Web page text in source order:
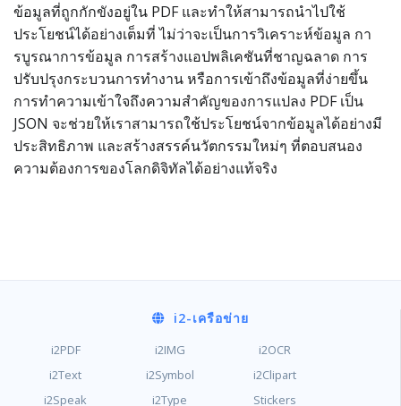
ข้อมูลที่ถูกกักขังอยู่ใน PDF และทำให้สามารถนำไปใช้
ประโยชน์ได้อย่างเต็มที่ ไม่ว่าจะเป็นการวิเคราะห์ข้อมูล กา
รบูรณาการข้อมูล การสร้างแอปพลิเคชันที่ชาญฉลาด การ
ปรับปรุงกระบวนการทำงาน หรือการเข้าถึงข้อมูลที่ง่ายขึ้น
การทำความเข้าใจถึงความสำคัญของการแปลง PDF เป็น
JSON จะช่วยให้เราสามารถใช้ประโยชน์จากข้อมูลได้อย่างมี
ประสิทธิภาพ และสร้างสรรค์นวัตกรรมใหม่ๆ ที่ตอบสนอง
ความต้องการของโลกดิจิทัลได้อย่างแท้จริง
i2-เครือข่าย
i2PDF i2IMG
i2OCR
i2Text
i2Symbol
i2Clipart
i2Speak
i2Type Stickers